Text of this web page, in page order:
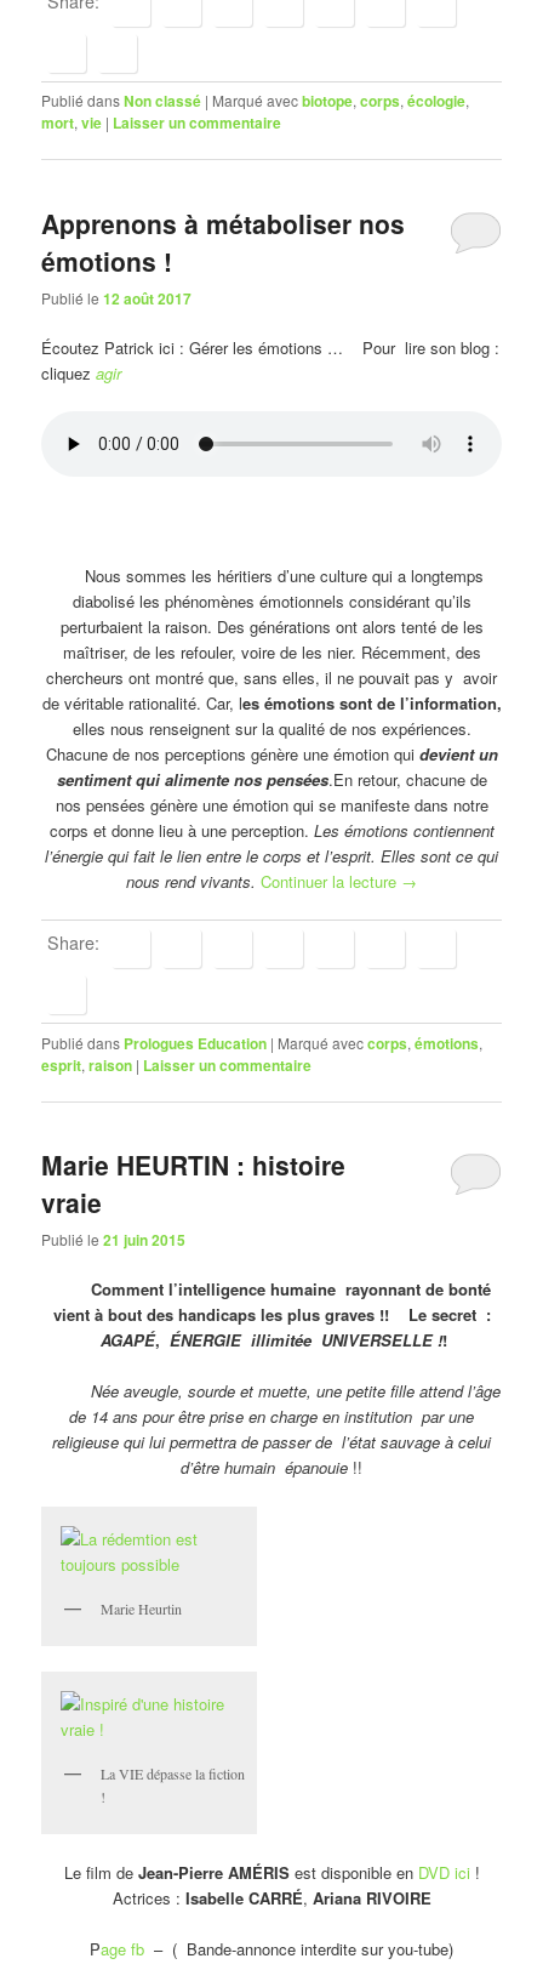
Publié dansNon classé | Marqué avecbiotope,corps,écologie,
mort,vie | Laisser un commentaire
Apprenons à métaboliser nos
émotions !
Publié le12 août 2017
Écoutez Patrick ici : Gérer les émotions … Pour lire son blog :
cliquezagir
Nous sommes les héritiers d’une culture qui a longtemps
diabolisé les phénomènes émotionnels considérant qu’ils
perturbaient la raison. Des générations ont alors tenté de les
maîtriser, de les refouler, voire de les nier. Récemment, des
chercheurs ont montré que, sans elles, il ne pouvait pas y avoir
de véritable rationalité. Car, les émotions sont de l’information,
elles nous renseignent sur la qualité de nos expériences.
Chacune de nos perceptions génère une émotion qui devient un
sentiment qui alimente nos pensées.Enretour, chacune de
nos pensées génère une émotion qui se manifeste dans notre
corps et donne lieu à une perception. Les émotions contiennent
l’énergie qui fait le lien entre le corps et l’esprit. Elles sont ce qui
nous rend vivants. Continuer la lecture →
Share:
Publié dans Prologues Education | Marqué aveccorps,émotions,
esprit,raison | Laisser un commentaire
Marie HEURTIN : histoire
vraie
Publié le21 juin 2015
Comment l’intelligence humaine rayonnant de bonté
vient à bout des handicaps les plus graves !! Le secret :
AGAPÉ, ÉNERGIE illimitée UNIVERSELLE !!
Née aveugle, sourde et muette, une petite fille attend l’âge
de 14 ans pour être prise en charge en institution par une
religieuse qui lui permettra de passer de l’état sauvage à celui
d’être humain épanouie !!
Marie Heurtin
La VIE dépasse la fiction
!
Le film de Jean-Pierre AMÉRISest disponible enDVD ici !
Actrices : Isabelle CARRÉ, Ariana RIVOIRE
Page fb – ( Bande-annonce interdite sur you-tube)